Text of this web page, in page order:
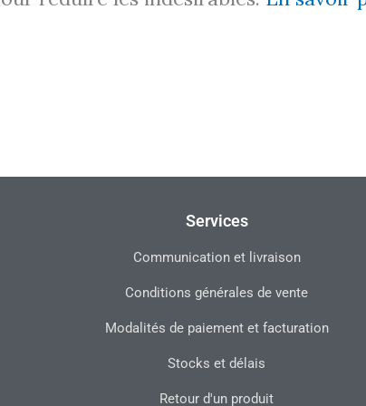
Services
Communication et livraison
Conditions générales de vente
Modalités de paiement et facturation
Stocks et délais
Retour d'un produit